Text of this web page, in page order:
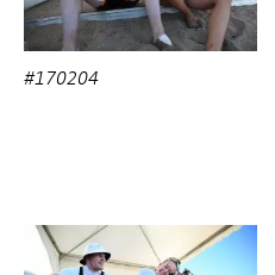
#170204